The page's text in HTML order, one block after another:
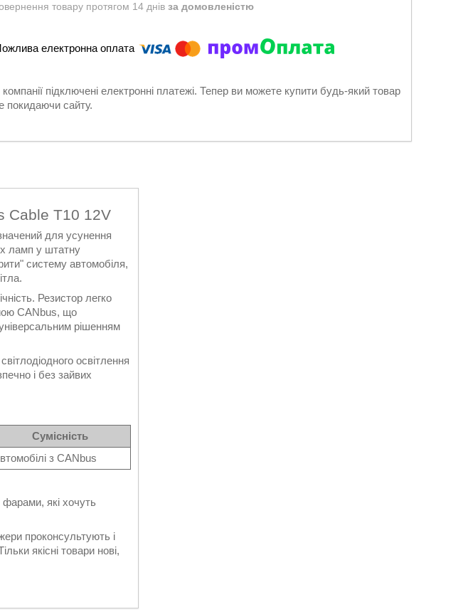
товару протягом 14 днів за домовленістю
підключені електронні платежі. Тепер ви можете купити будь-який товар
покидаючи сайту.
Cable T10 12V
для усунення
ламп у штатну
систему автомобіля,
Резистор легко
CANbus, що
рішенням
освітлення
і без зайвих
Сумісність
з CANbus
які хочуть
проконсультують і
якісні товари нові,